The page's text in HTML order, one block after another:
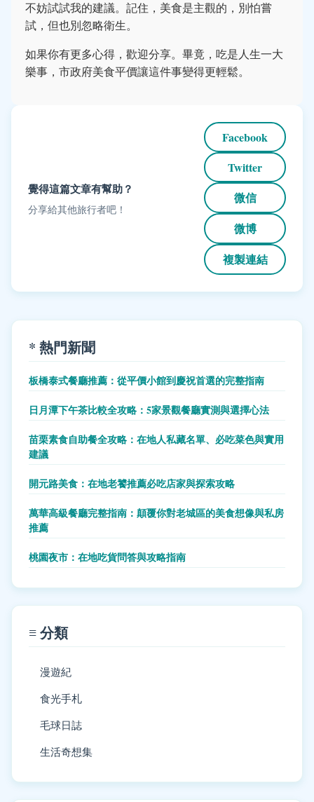
不妨試試我的建議。記住，美食是主觀的，別怕嘗
試，但也別忽略衛生。
如果你有更多心得，歡迎分享。畢竟，吃是人生一大
樂事，市政府美食平價讓這件事變得更輕鬆。
覺得這篇文章有幫助？
分享給其他旅行者吧！
Facebook
Twitter
微信
微博
複製連結
* 熱門新聞
板橋泰式餐廳推薦：從平價小館到慶祝首選的完整指南
日月潭下午茶比較全攻略：5家景觀餐廳實測與選擇心法
苗栗素食自助餐全攻略：在地人私藏名單、必吃菜色與實用
建議
開元路美食：在地老饕推薦必吃店家與探索攻略
萬華高級餐廳完整指南：顛覆你對老城區的美食想像與私房
推薦
桃園夜市：在地吃貨問答與攻略指南
≡ 分類
漫遊紀
食光手札
毛球日誌
生活奇想集